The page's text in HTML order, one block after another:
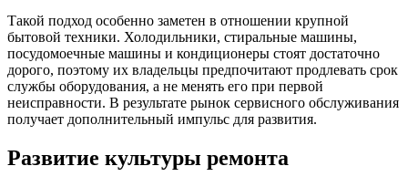
Такой подход особенно заметен в отношении крупной
бытовой техники. Холодильники, стиральные машины,
посудомоечные машины и кондиционеры стоят достаточно
дорого, поэтому их владельцы предпочитают продлевать срок
службы оборудования, а не менять его при первой
неисправности. В результате рынок сервисного обслуживания
получает дополнительный импульс для развития.
Развитие культуры ремонта